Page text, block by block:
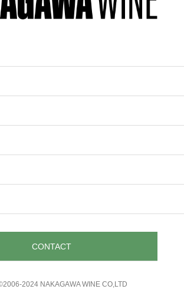
CONTACT
2024 NAKAGAWA WINE CO,LTD